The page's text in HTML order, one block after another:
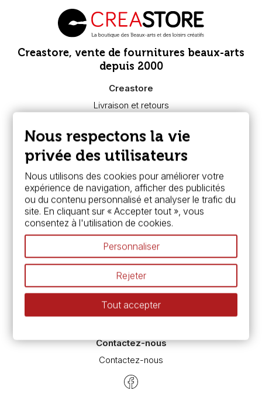
Creastore, vente de fournitures beaux-arts
depuis 2000
Creastore
Livraison et retours
Paiement sécurisé
FAQ
Boutique à Angers
Services
Carte fidélité & avantages
Chèque cadeau, bon cadeaux
Devis & bon de commande
Pass culture - mode d'emploi
Nos promotions en cours
Espace conseils
L’aquarelle en tubes ou en godets ?
Le vocabulaire technique de l’aquarelle
Différence entre peinture Fine et Extra-fine
Préparer une toile pour peinture à l'huile et acrylique
Contactez-nous
Contactez-nous
Nous respectons la vie
privée des utilisateurs
Nous utilisons des cookies pour améliorer votre
expérience de navigation, afficher des publicités
ou du contenu personnalisé et analyser le trafic du
site. En cliquant sur « Accepter tout », vous
consentez à l'utilisation de cookies.
Personnaliser
Rejeter
Tout accepter